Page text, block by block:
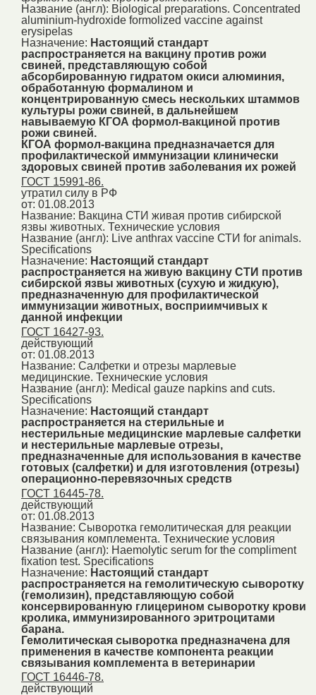
Название (англ): Biological preparations. Concentrated
aluminium-hydroxide formolized vaccine against
erysipelas
Назначение: Настоящий стандарт
распространяется на вакцину против рожи
свиней, представляющую собой
абсорбированную гидратом окиси алюминия,
обработанную формалином и
концентрированную смесь нескольких штаммов
культуры рожи свиней, в дальнейшем
навываемую КГОА формол-вакциной против
рожи свиней.
КГОА формол-вакцина предназначается для
профилактической иммунизации клинически
здоровых свиней против заболевания их рожей
ГОСТ 15991-86.
утратил силу в РФ
от: 01.08.2013
Название: Вакцина СТИ живая против сибирской
язвы животных. Технические условия
Название (англ): Live anthrax vaccine СТИ for animals.
Specifications
Назначение: Настоящий стандарт
распространяется на живую вакцину СТИ против
сибирской язвы животных (сухую и жидкую),
предназначенную для профилактической
иммунизации животных, восприимчивых к
данной инфекции
ГОСТ 16427-93.
действующий
от: 01.08.2013
Название: Салфетки и отрезы марлевые
медицинские. Технические условия
Название (англ): Medical gauze napkins and cuts.
Specifications
Назначение: Настоящий стандарт
распространяется на стерильные и
нестерильные медицинские марлевые салфетки
и нестерильные марлевые отрезы,
предназначенные для использования в качестве
готовых (салфетки) и для изготовления (отрезы)
операционно-перевязочных средств
ГОСТ 16445-78.
действующий
от: 01.08.2013
Название: Сыворотка гемолитическая для реакции
связывания комплемента. Технические условия
Название (англ): Haemolytic serum for the compliment
fixation test. Specifications
Назначение: Настоящий стандарт
распространяется на гемолитическую сыворотку
(гемолизин), представляющую собой
консервированную глицерином сыворотку крови
кролика, иммунизированного эритроцитами
барана.
Гемолитическая сыворотка предназначена для
применения в качестве компонента реакции
связывания комплемента в ветеринарии
ГОСТ 16446-78.
действующий